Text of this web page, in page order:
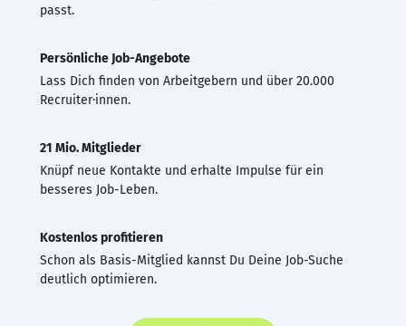
passt.
Persönliche Job-Angebote
Lass Dich finden von Arbeitgebern und über 20.000
Recruiter·innen.
21 Mio. Mitglieder
Knüpf neue Kontakte und erhalte Impulse für ein
besseres Job-Leben.
Kostenlos profitieren
Schon als Basis-Mitglied kannst Du Deine Job-Suche
deutlich optimieren.